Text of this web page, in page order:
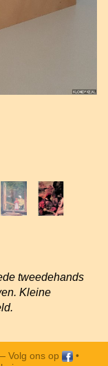
tweedehands
Kleine
Volg ons op
•